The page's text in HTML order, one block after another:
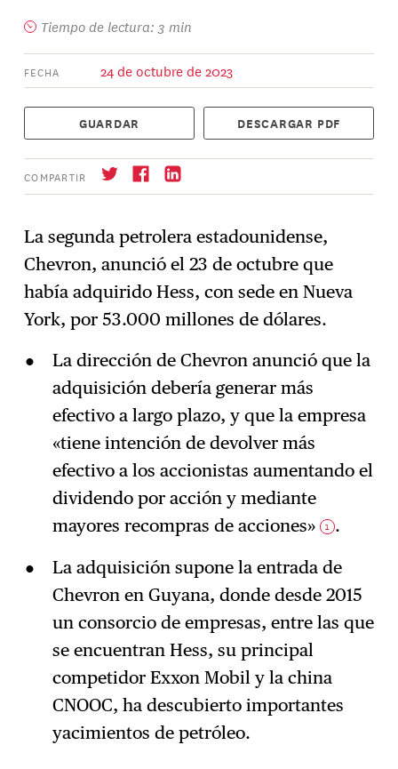
Tiempo de lectura: 3 min
FECHA 24 de octubre de 2023
GUARDAR DESCARGAR PDF
COMPARTIR
→ Suscríbase
La segunda petrolera estadounidense,
Chevron, anunció el 23 de octubre que
había adquirido Hess, con sede en Nueva
York, por 53.000 millones de dólares.
La dirección de Chevron anunció que la
adquisición debería generar más
efectivo a largo plazo, y que la empresa
«tiene intención de devolver más
efectivo a los accionistas aumentando el
dividendo por acción y mediante
mayores recompras de acciones»
1 .
La adquisición supone la entrada de
Chevron en Guyana, donde desde 2015
un consorcio de empresas, entre las que
se encuentran Hess, su principal
competidor Exxon Mobil y la china
CNOOC, ha descubierto importantes
yacimientos de petróleo.